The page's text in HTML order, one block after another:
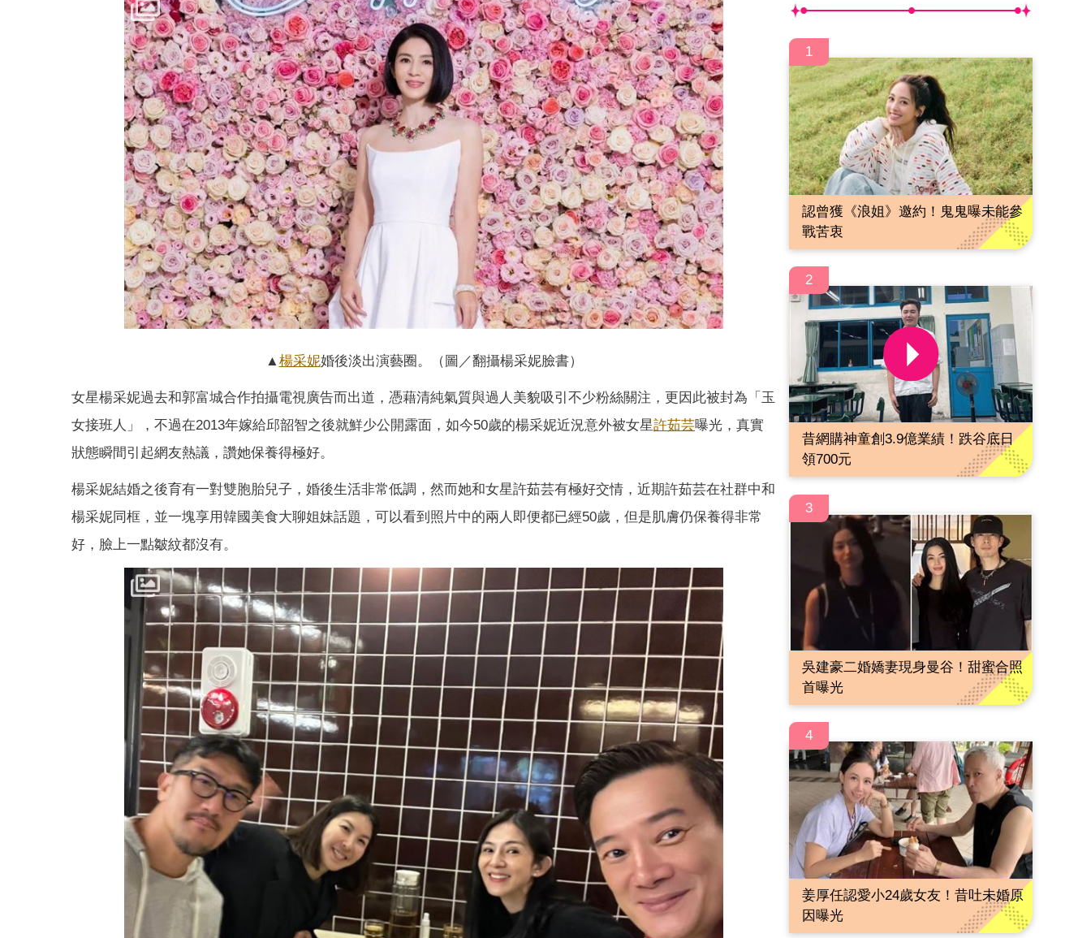
▲楊采妮婚後淡出演藝圈。（圖／翻攝楊采妮臉書）
女星楊采妮過去和郭富城合作拍攝電視廣告而出道，憑藉清純氣質與過人美貌吸引不少粉絲關注，更因此被封為「玉
女接班人」，不過在2013年嫁給邱韶智之後就鮮少公開露面，如今50歲的楊采妮近況意外被女星許茹芸曝光，真實
狀態瞬間引起網友熱議，讚她保養得極好。
楊采妮結婚之後育有一對雙胞胎兒子，婚後生活非常低調，然而她和女星許茹芸有極好交情，近期許茹芸在社群中和
楊采妮同框，並一塊享用韓國美食大聊姐妹話題，可以看到照片中的兩人即便都已經50歲，但是肌膚仍保養得非常
好，臉上一點皺紋都沒有。
1
認曾獲《浪姐》邀約！鬼鬼曝未能參
戰苦衷
2
昔網購神童創3.9億業績！跌谷底日
領700元
3
吳建豪二婚嬌妻現身曼谷！甜蜜合照
首曝光
4
姜厚任認愛小24歲女友！昔吐未婚原
因曝光